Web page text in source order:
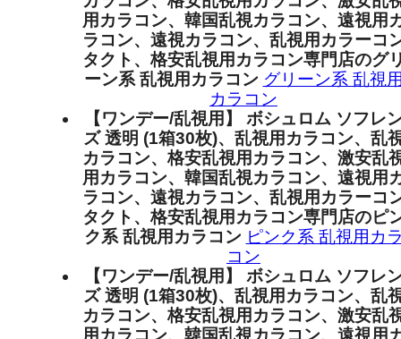
用カラコン、韓国乱視カラコン、遠視用
ラコン、遠視カラコン、乱視用カラーコ
タクト、格安乱視用カラコン専門店のグ
ーン系 乱視用カラコン グリーン系 乱視
カラコン
【ワンデー/乱視用】 ボシュロム ソフレ
ズ 透明 (1箱30枚)、乱視用カラコン、乱
カラコン、格安乱視用カラコン、激安乱
用カラコン、韓国乱視カラコン、遠視用
ラコン、遠視カラコン、乱視用カラーコ
タクト、格安乱視用カラコン専門店のピ
ク系 乱視用カラコン ピンク系 乱視用カ
コン
【ワンデー/乱視用】 ボシュロム ソフレ
ズ 透明 (1箱30枚)、乱視用カラコン、乱
カラコン、格安乱視用カラコン、激安乱
用カラコン、韓国乱視カラコン、遠視用